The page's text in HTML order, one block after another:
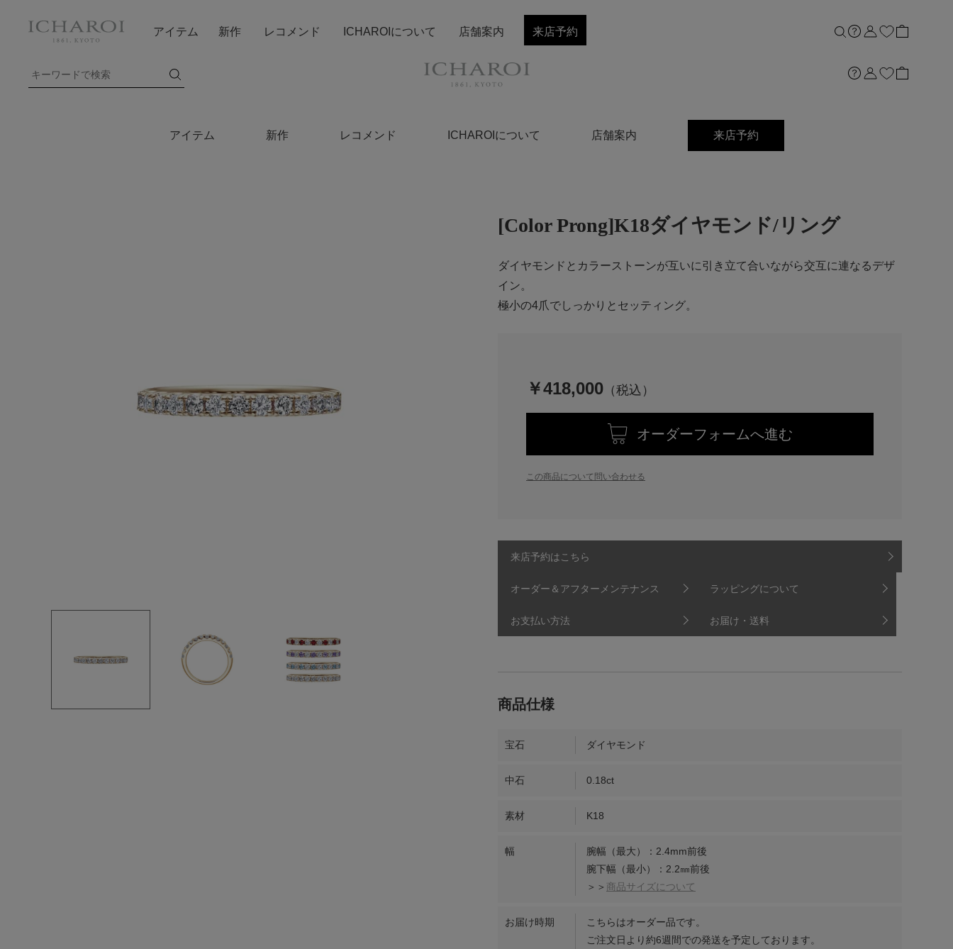
アイテム 新作 レコメンド ICHAROIについて 店舗案内 来店予約
アイテム 新作 レコメンド ICHAROIについて 店舗案内 来店予約
[Color Prong]K18ダイヤモンド/リング
ダイヤモンドとカラーストーンが互いに引き立て合いながら交互に連なるデザ
イン。
極小の4爪でしっかりとセッティング。
￥418,000
オーダーフォームへ進む
この商品について問い合わせる
来店予約はこちら
オーダー＆アフターメンテナンス ラッピングについて
お支払い方法 お届け・送料
宝石 ダイヤモンド
中石 0.18ct
素材 K18
幅
腕幅（最大）：2.4mm前後
腕下幅（最小）：2.2㎜前後
＞＞ 商品サイズについて
お届け時期
こちらはオーダー品です。
ご注文日より約6週間での発送を予定しております。